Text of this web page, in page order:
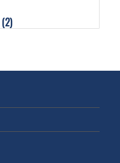
(2)